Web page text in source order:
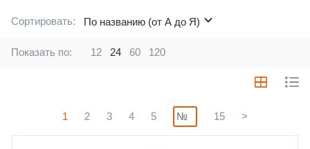
Сортировать: По названию (от А до Я)
Показать по: 12 24 60 120
1 2 3 4 5 15 >